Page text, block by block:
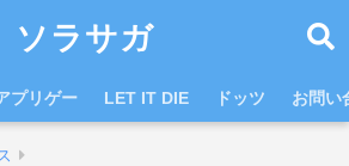
ソラサガ
プリゲー LET IT DIE ドッツ お問い